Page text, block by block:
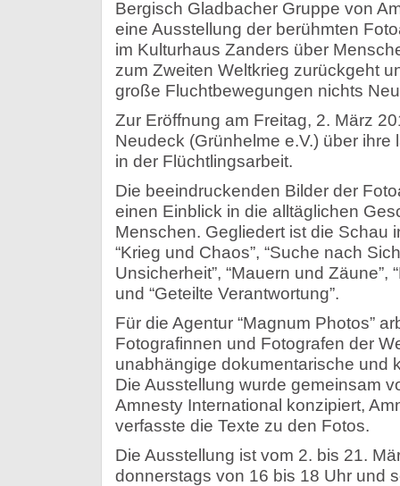
Bergisch Gladbacher Gruppe von
eine Ausstellung der berühmten
im Kulturhaus Zanders über
zum Zweiten Weltkrieg zurückgeht
große Fluchtbewegungen nichts
Zur Eröffnung am Freitag, 2. März
Neudeck (Grünhelme e.V.) über
in der Flüchtlingsarbeit.
Die beeindruckenden Bilder der
einen Einblick in die alltäglichen
Menschen. Gegliedert ist die Schau
“Krieg und Chaos”, “Suche nach
Unsicherheit”, “Mauern und Zäune”,
und “Geteilte Verantwortung”.
Für die Agentur “Magnum Photos”
Fotografinnen und Fotografen der
unabhängige dokumentarische und
Die Ausstellung wurde gemeinsam
Amnesty International konzipiert,
verfasste die Texte zu den Fotos.
Die Ausstellung ist vom 2. bis 21.
donnerstags von 16 bis 18 Uhr und